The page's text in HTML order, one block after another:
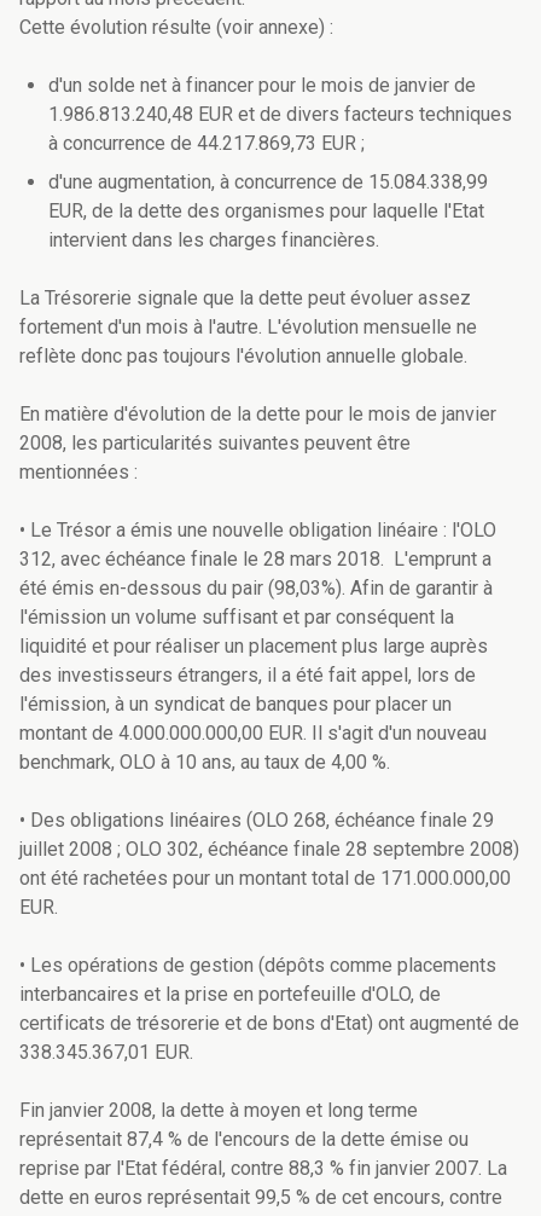
Cette évolution résulte (voir annexe) :
d'un solde net à financer pour le mois de janvier de
1.986.813.240,48 EUR et de divers facteurs techniques
à concurrence de 44.217.869,73 EUR ;
d'une augmentation, à concurrence de 15.084.338,99
EUR, de la dette des organismes pour laquelle l'Etat
intervient dans les charges financières.
La Trésorerie signale que la dette peut évoluer assez
fortement d'un mois à l'autre. L'évolution mensuelle ne
reflète donc pas toujours l'évolution annuelle globale.
En matière d'évolution de la dette pour le mois de janvier
2008, les particularités suivantes peuvent être
mentionnées :
• Le Trésor a émis une nouvelle obligation linéaire : l'OLO
312, avec échéance finale le 28 mars 2018. L'emprunt a
été émis en-dessous du pair (98,03%). Afin de garantir à
l'émission un volume suffisant et par conséquent la
liquidité et pour réaliser un placement plus large auprès
des investisseurs étrangers, il a été fait appel, lors de
l'émission, à un syndicat de banques pour placer un
montant de 4.000.000.000,00 EUR. Il s'agit d'un nouveau
benchmark, OLO à 10 ans, au taux de 4,00 %.
• Des obligations linéaires (OLO 268, échéance finale 29
juillet 2008 ; OLO 302, échéance finale 28 septembre 2008)
ont été rachetées pour un montant total de 171.000.000,00
EUR.
• Les opérations de gestion (dépôts comme placements
interbancaires et la prise en portefeuille d'OLO, de
certificats de trésorerie et de bons d'Etat) ont augmenté de
338.345.367,01 EUR.
Fin janvier 2008, la dette à moyen et long terme
représentait 87,4 % de l'encours de la dette émise ou
reprise par l'Etat fédéral, contre 88,3 % fin janvier 2007. La
dette en euros représentait 99,5 % de cet encours, contre